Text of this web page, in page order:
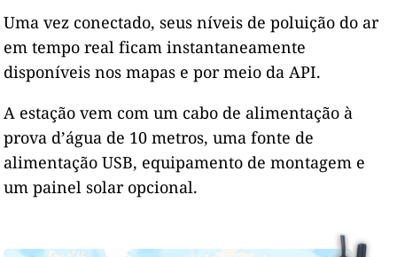
Uma vez conectado, seus níveis de poluição do ar
em tempo real ficam instantaneamente
disponíveis nos mapas e por meio da API.
A estação vem com um cabo de alimentação à
prova d’água de 10 metros, uma fonte de
alimentação USB, equipamento de montagem e
um painel solar opcional.